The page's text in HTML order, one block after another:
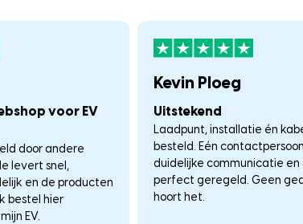
voor EV
door andere
levert snel,
en de producten
bestel hier
EV.
Kevin Ploeg
Uitstekend
Laadpunt, installatie én
besteld. Eén
duidelijke communicatie en
perfect geregeld. Geen
hoort het.